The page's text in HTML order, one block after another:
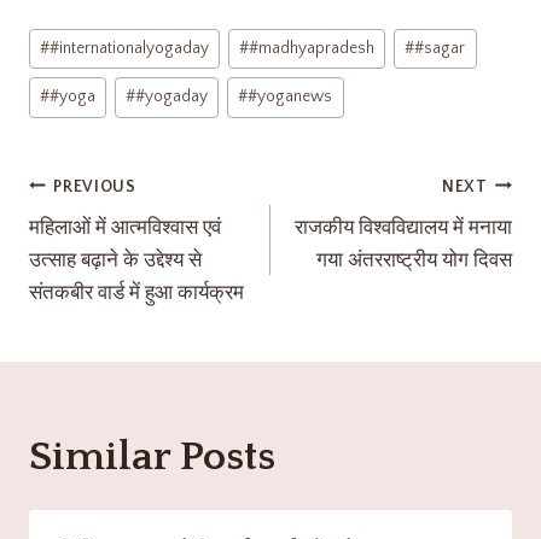
##internationalyogaday ##madhyapradesh ##sagar
##yoga ##yogaday ##yoganews
PREVIOUS
महिलाओं में आत्मविश्वास एवं
उत्साह बढ़ाने के उद्देश्य से
संतकबीर वार्ड में हुआ कार्यक्रम
NEXT
राजकीय विश्वविद्यालय में मनाया
गया अंतरराष्ट्रीय योग दिवस
Similar Posts